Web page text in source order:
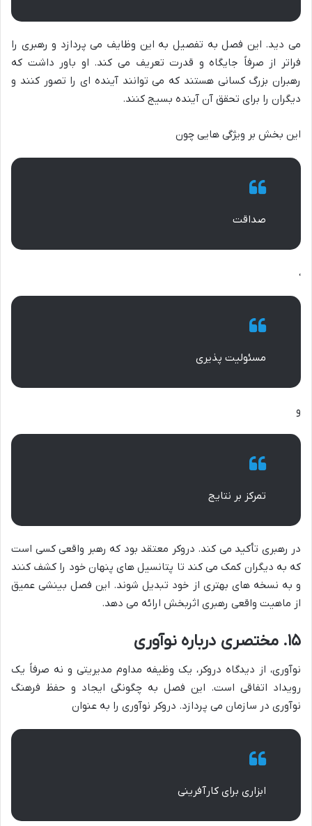
می دید. این فصل به تفصیل به این وظایف می پردازد و رهبری را
فراتر از صرفاً جایگاه و قدرت تعریف می کند. او باور داشت که
رهبران بزرگ کسانی هستند که می توانند آینده ای را تصور کنند و
دیگران را برای تحقق آن آینده بسیج کنند.
این بخش بر ویژگی هایی چون
صداقت
،
مسئولیت پذیری
و
تمرکز بر نتایج
در رهبری تأکید می کند. دروکر معتقد بود که رهبر واقعی کسی است
که به دیگران کمک می کند تا پتانسیل های پنهان خود را کشف کنند
و به نسخه های بهتری از خود تبدیل شوند. این فصل بینشی عمیق
از ماهیت واقعی رهبری اثربخش ارائه می دهد.
۱۵. مختصری درباره نوآوری
نوآوری، از دیدگاه دروکر، یک وظیفه مداوم مدیریتی و نه صرفاً یک
رویداد اتفاقی است. این فصل به چگونگی ایجاد و حفظ فرهنگ
نوآوری در سازمان می پردازد. دروکر نوآوری را به عنوان
ابزاری برای کارآفرینی